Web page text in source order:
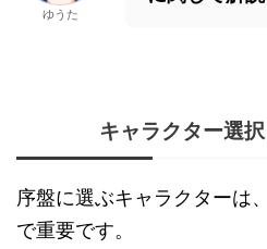
ゆうた
キャラクター選
序盤に選ぶキャラクターは
で重要です。